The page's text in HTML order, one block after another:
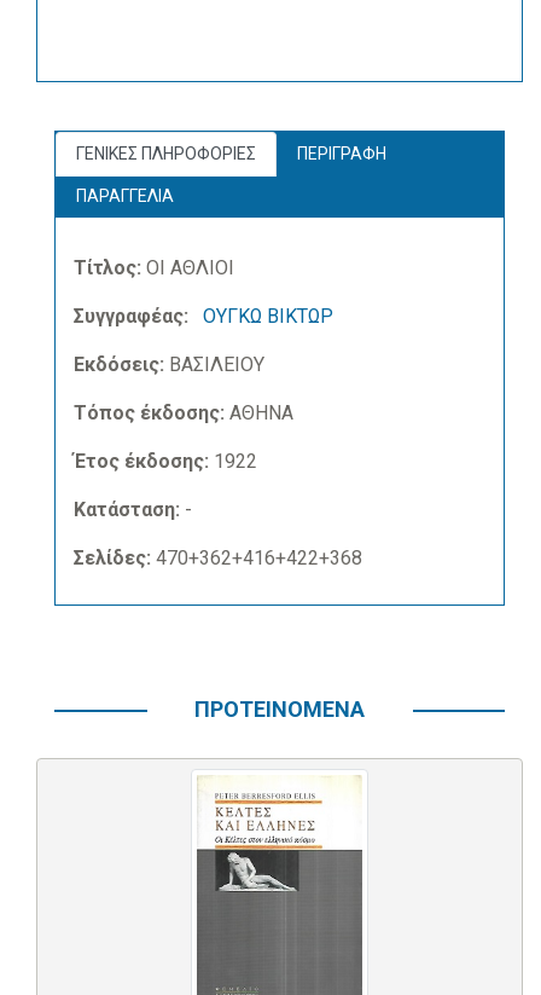
ΓΕΝΙΚΕΣ ΠΛΗΡΟΦΟΡΙΕΣ ΠΕΡΙΓΡΑΦΗ
ΠΑΡΑΓΓΕΛΙΑ
Τίτλος: ΟΙ ΑΘΛΙΟΙ
Συγγραφέας: ΟΥΓΚΩ ΒΙΚΤΩΡ
Εκδόσεις: ΒΑΣΙΛΕΙΟΥ
Τόπος έκδοσης: ΑΘΗΝΑ
Έτος έκδοσης: 1922
Κατάσταση: -
Σελίδες: 470+362+416+422+368
ΠΡΟΤΕΙΝΟΜΕΝΑ